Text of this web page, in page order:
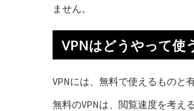
ません。
VPNはどうやって使
VPNには、無料で使えるものと
無料のVPNは、閲覧速度を考え